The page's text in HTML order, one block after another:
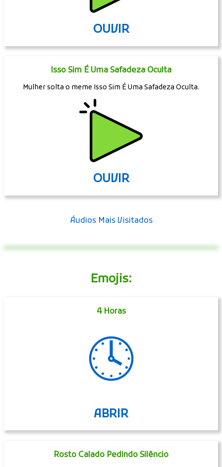
OUVIR
Isso Sim É Uma Safadeza Oculta
Mulher solta o meme Isso Sim É Uma Safadeza Oculta.
OUVIR
Áudios Mais Visitados
Emojis:
4 Horas
🕓
ABRIR
Rosto Calado Pedindo Silêncio